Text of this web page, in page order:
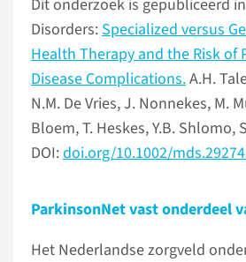
Dit onderzoek is gepubliceerd
Disorders:Specialized versus
Health Therapy and the Risk of
Disease Complications.A.H.
N.M. De Vries, J. Nonnekes, M.
Bloem, T. Heskes, Y.B. Shlomo,
DOI:doi.org/10.1002/
ParkinsonNet vast onderdeel
Het Nederlandse zorgveld